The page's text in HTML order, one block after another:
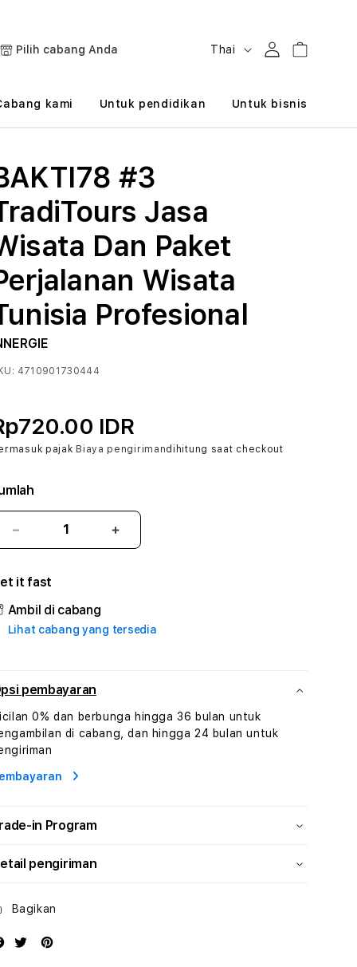
Pilih cabang Anda
B
h
Thai MasukKeranjang
kami Untuk pendidikan Untuk bisnis
#3
Jasa
Dan Paket
Wisata
Profesional
4710901730444
IDR
pajak Biaya pengirimandihitung saat checkout
Kurangi
jumlah
BAKTI78
#3
TradiTours
Jasa
Paket
Wisata
Tunisia
Profesional
Tambah
jumlah
TradiTours
Jasa
Wisata
Tunisia
it fast
Ambil di cabang
Lihat cabang yang tersedia
pembayaran
0% dan berbunga hingga 36 bulan untuk
di cabang, dan hingga 24 bulan untuk
in Program
pengiriman
Bagikan